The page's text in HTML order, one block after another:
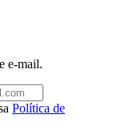
e-mail.
Política de